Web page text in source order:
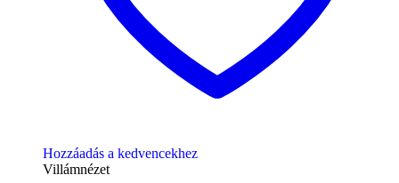
Hozzáadás a kedvencekhez
Villámnézet